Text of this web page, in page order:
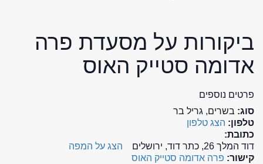
ביקורות על מסעדת פרה
אדומה סטייק האוס
פרטים נוספים
סוג: בשרים, גריל בר
טלפון: הצג טלפון
כתובת:
דוד המלך 26, כתר דוד, ירושלים
הצג על המפה
קישור: פרה אדומה סטייק האוס